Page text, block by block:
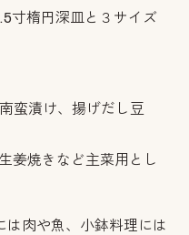
寸楕円深皿と３サイズ
蛮漬け、揚げだし豆
姜焼きなど主菜用とし
は肉や魚、小鉢料理には